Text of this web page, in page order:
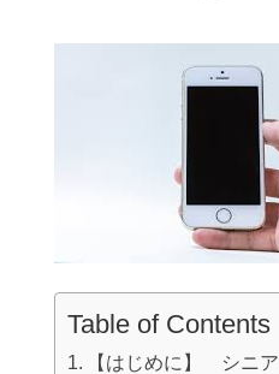
Table of Contents
【はじめに】 シニ